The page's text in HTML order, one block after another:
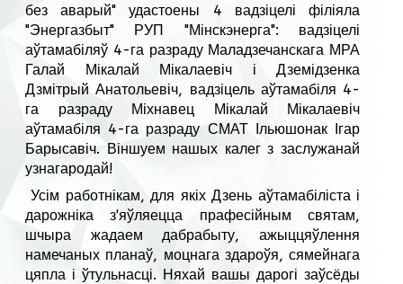
без аварый" удастоены 4 вадзіцелі філіяла
"Энергазбыт" РУП "Мінскэнерга": вадзіцелі
аўтамабіляў 4-га разраду Маладзечанскага МРА
Галай Мікалай Мікалаевіч і Дземідзенка
Дзмітрый Анатольевіч, вадзіцель аўтамабіля 4-
га разраду Міхнавец Мікалай Мікалаевіч
аўтамабіля 4-га разраду СМАТ Ільюшонак Ігар
Барысавіч. Віншуем нашых калег з заслужанай
узнагародай!
Усім работнікам, для якіх Дзень аўтамабіліста і
дарожніка з'яўляецца прафесійным святам,
шчыра жадаем дабрабыту, ажыццяўлення
намечаных планаў, моцнага здароўя, сямейнага
цяпла і ўтульнасці. Няхай вашы дарогі заўсёды